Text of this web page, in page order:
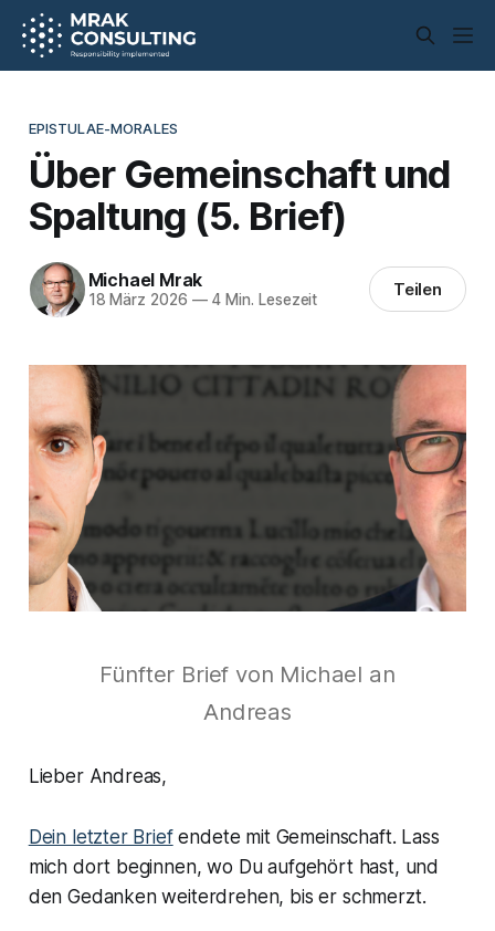
EPISTULAE-MORALES
Über Gemeinschaft und
Spaltung (5. Brief)
Michael Mrak
18 März 2026 —4 Min. Lesezeit Teilen
Fünfter Brief von Michael an
Andreas
Lieber Andreas,
Dein letzter Briefendete mit Gemeinschaft. Lass
mich dort beginnen, wo Du aufgehört hast, und
den Gedanken weiterdrehen, bis er schmerzt.